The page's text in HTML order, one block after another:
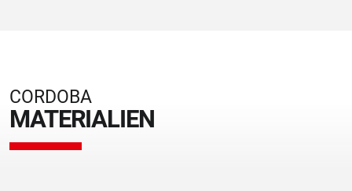
CORDOBA
MATERIALIEN